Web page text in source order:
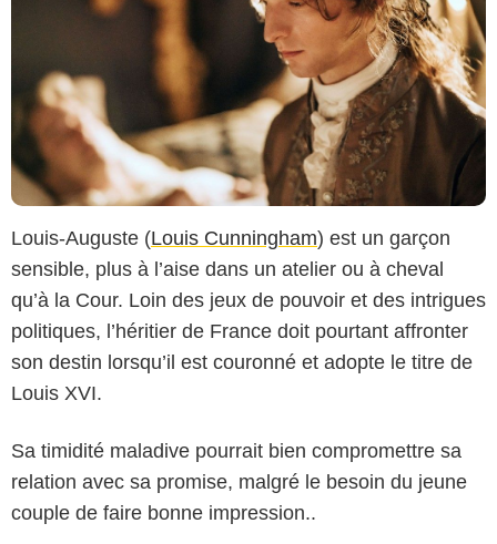
Louis-Auguste (Louis Cunningham) est un garçon
sensible, plus à l’aise dans un atelier ou à cheval
qu’à la Cour. Loin des jeux de pouvoir et des intrigues
politiques, l’héritier de France doit pourtant affronter
son destin lorsqu’il est couronné et adopte le titre de
Louis XVI.
Sa timidité maladive pourrait bien compromettre sa
relation avec sa promise, malgré le besoin du jeune
couple de faire bonne impression..
/ Canal+